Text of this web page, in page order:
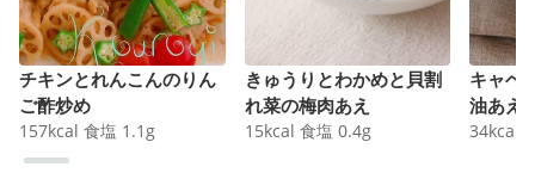
チキンとれんこんのりん
ご酢炒め
157kcal 食塩 1.1 g
きゅうりとわかめと貝割
れ菜の梅肉あえ
15kcal 食塩 0.4g
キャベ
油あえ
34kcal